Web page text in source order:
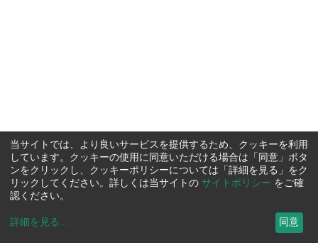
当サイトでは、より良いサービスを提供するため、クッキーを利用
しています。クッキーの使用に同意いただける場合は「同意」ボタ
ンをクリックし、クッキーポリシーについては「詳細を見る」をク
リックしてください。詳しくは当サイトの サイトポリシー をご確
認ください。
詳細を見る ... 同意